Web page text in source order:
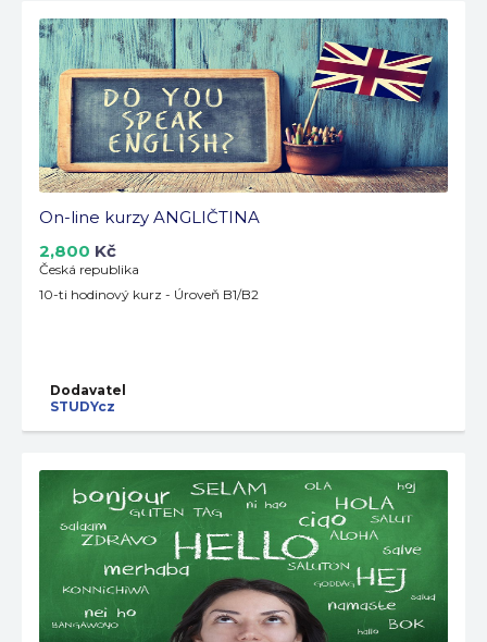
On-line kurzy ANGLIČTINA
2,800 Kč
Česká republika
10-ti hodinový kurz - Úroveň B1/B2
Dodavatel
STUDYcz